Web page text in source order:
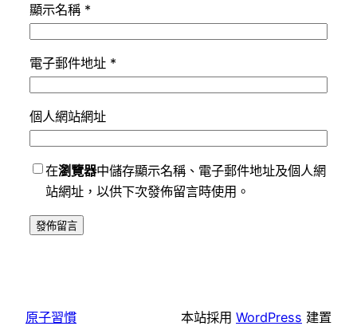
顯示名稱 *
電子郵件地址 *
個人網站網址
在瀏覽器中儲存顯示名稱、電子郵件地址及個人網
站網址，以供下次發佈留言時使用。
原子習慣 本站採用 WordPress 建置